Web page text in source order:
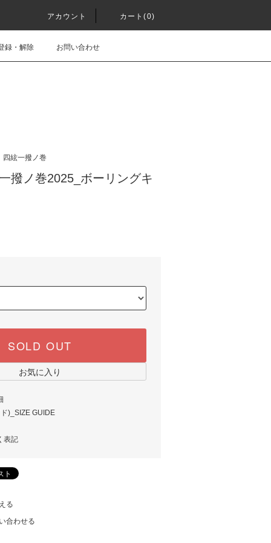
アカウント カート(0)
録・解除 お問い合わせ
四絃一撥ノ巻
撥ノ巻2025_ボーリングキ
SOLD OUT
お気に入り
)_SIZE GUIDE
表記
る
合わせる